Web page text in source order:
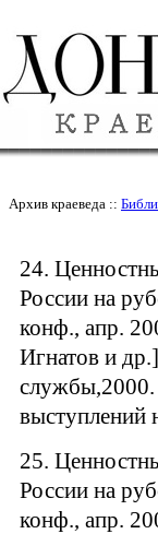
Архив краеведа ::
24.
России на
конф., апр.
Игнатов и
службы,2000.
выступлений
25.
России на
конф., апр.